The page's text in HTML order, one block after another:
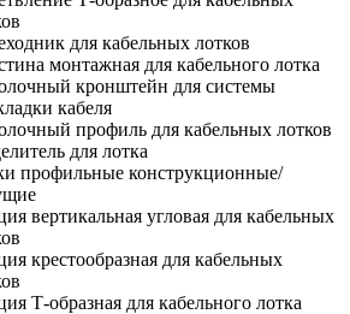
для кабельных лотков
монтажная для кабельного лотка
кронштейн для системы
кабеля
профиль для кабельных лотков
для лотка
профильные конструкционные/
вертикальная угловая для кабельных
крестообразная для кабельных
Т-образная для кабельного лотка